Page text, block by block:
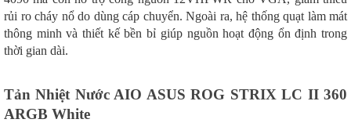
rủi ro cháy nổ do dùng cáp chuyển. Ngoài ra, hệ thống quạt làm mát
thông minh và thiết kế bền bỉ giúp nguồn hoạt động ổn định trong
thời gian dài.
Tản Nhiệt Nước AIO ASUS ROG STRIX LC II 360
ARGB White